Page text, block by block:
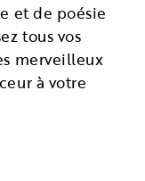
et de poésie
tous vos
merveilleux
à votre